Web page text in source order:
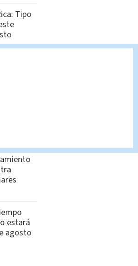
Tipo
a Yara
estará
agosto